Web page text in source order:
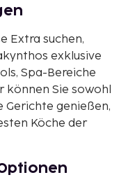
Extra suchen,
exklusive
Spa-Bereiche
können Sie sowohl
Gerichte genießen,
Köche der